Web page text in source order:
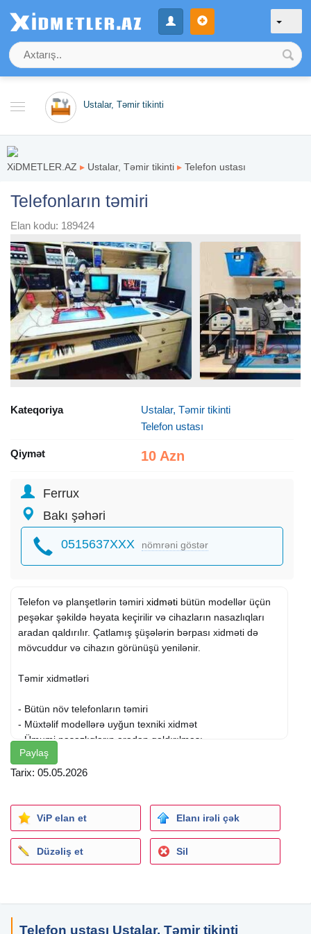
Ustalar, Təmir tikinti
XiDMETLER.AZ ▸ Ustalar, Təmir tikinti ▸ Telefon ustası
Telefonların təmiri
Elan kodu: 189424
Kateqoriya
Ustalar, Təmir tikinti
Telefon ustası
Qiymət 10 Azn
Ferrux
Bakı şəhəri
0515637XXX nömrəni göstər
Telefon və planşetlərin təmiri xidməti bütün modellər üçün
peşəkar şəkildə həyata keçirilir və cihazların nasazlıqları
aradan qaldırılır. Çatlamış şüşələrin bərpası xidməti də
mövcuddur və cihazın görünüşü yenilənir.
Təmir xidmətləri
- Bütün növ telefonların təmiri
- Müxtəlif modellərə uyğun texniki xidmət
- Ümumi nasazlıqların aradan qaldırılması
Ekran və şüşə bərpası
- Ekran səthinin yenilənməsi
- Vizual görünüşün yaxşılaşdırılması
Xidmətin xüsusiyyətləri
- Müştəri ehtiyacına uyğun xidmət
Paylaş
Tarix: 05.05.2026
ViP elan et Elanı irəli çək
Düzəliş et Sil
Telefon ustası Ustalar, Təmir tikinti